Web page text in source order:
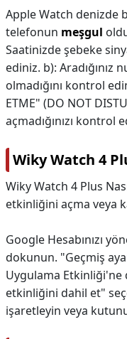
Apple Watch denizde
telefonun meşgul
Saatinizde şebeke
ediniz. b): Aradığınız
olmadığını kontrol
ETME" (DO NOT
açmadığınızı kontrol
Wiky Watch 4
Wiky Watch 4 Plus
etkinliğini açma veya
Google Hesabınızı
dokunun. "Geçmiş
Uygulama Etkinliği'ne
etkinliğini dahil et"
işaretleyin veya